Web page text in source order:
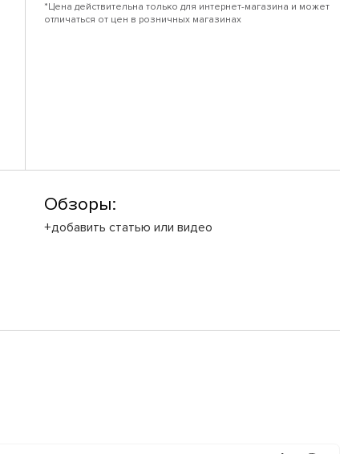
*Цена действительна только для интернет-магазина и может
отличаться от цен в розничных магазинах
Обзоры:
+добавить статью или видео